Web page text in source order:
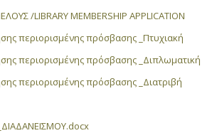
/LIBRARY MEMBERSHIP APPLICATION
περιορισμένης πρόσβασης _Πτυχιακή
περιορισμένης πρόσβασης _Διπλωματική
περιορισμένης πρόσβασης _Διατριβή